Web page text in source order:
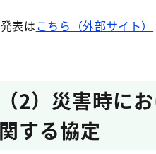
表はこちら（外部サイト）
（2）災害時に
関する協定